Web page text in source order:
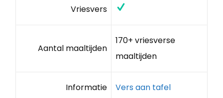
Vriesvers
Aantal maaltijden
170+ vriesverse
maaltijden
Informatie Vers aan tafel